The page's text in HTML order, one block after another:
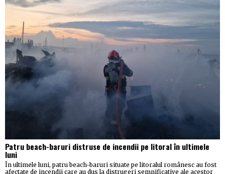
Patru beach-baruri distruse de incendii pe litoral în ultimele
luni
În ultimele luni, patru beach-baruri situate pe litoralul românesc au fost
afectate de incendii care au dus la distrugeri semnificative ale acestor